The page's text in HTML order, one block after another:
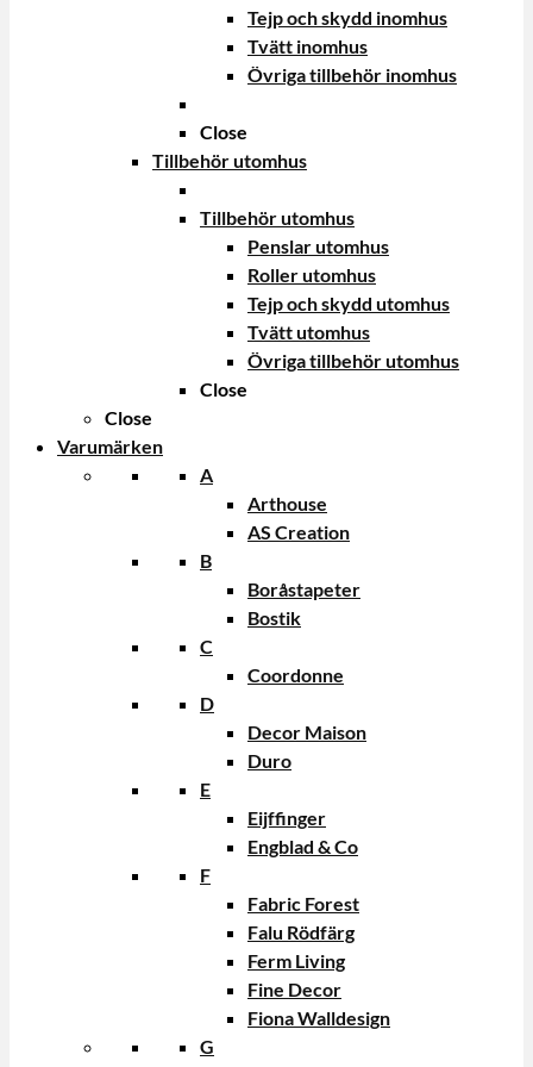
Tejp och skydd inomhus
Tvätt inomhus
Övriga tillbehör inomhus
Close
Tillbehör utomhus
Tillbehör utomhus
Penslar utomhus
Roller utomhus
Tejp och skydd utomhus
Tvätt utomhus
Övriga tillbehör utomhus
Close
Close
Varumärken
A
Arthouse
AS Creation
B
Boråstapeter
Bostik
C
Coordonne
D
Decor Maison
Duro
E
Eijffinger
Engblad & Co
F
Fabric Forest
Falu Rödfärg
Ferm Living
Fine Decor
Fiona Walldesign
G